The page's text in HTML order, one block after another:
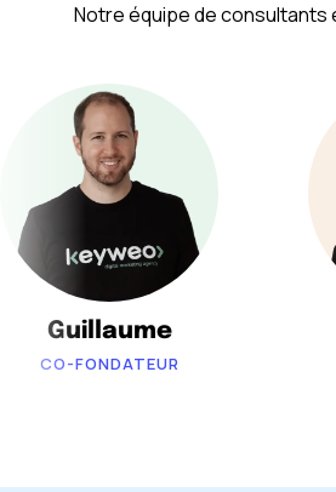
Notre équipe de consultants
Guillaume
CO-FONDATEUR